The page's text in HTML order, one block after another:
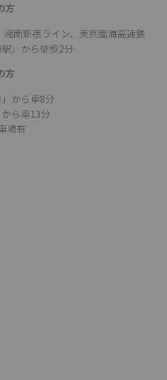
方
南新宿ライン、東京臨海高速鉄
」から徒歩2分
方
から車8分
ら車13分
場有